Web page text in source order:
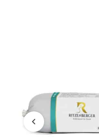
Vorige